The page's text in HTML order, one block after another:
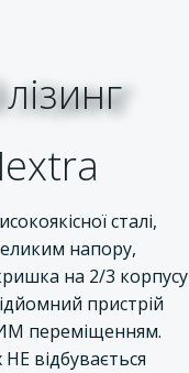
сталі,
напору,
на 2/3 корпусу
пристрій
переміщенням.
відбувається